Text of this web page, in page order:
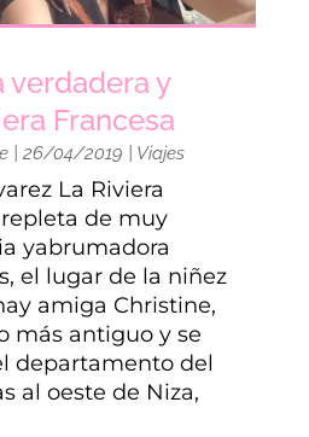
verdadera y
Francesa
| 26/04/2019 Viajes
La Riviera
de muy
yabrumadora
el lugar de la niñez
amiga Christine,
más antiguo y se
departamento del
al oeste de Niza,